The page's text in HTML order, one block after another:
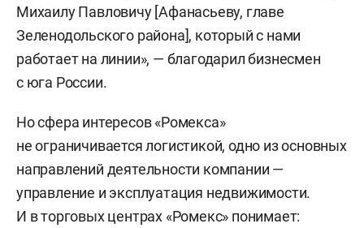
Михаилу Павловичу [Афанасьеву, главе
Зеленодольского района], который с нами
работает на линии», — благодарил бизнесмен
с юга России.
Но сфера интересов «Ромекса»
не ограничивается логистикой, одно из основных
направлений деятельности компании —
управление и эксплуатация недвижимости.
И в торговых центрах «Ромекс» понимает: